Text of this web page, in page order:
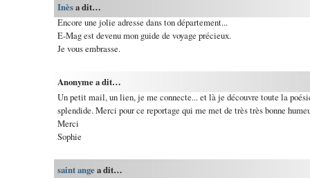
Inèsa dit…
Encore une jolie adresse dans ton département...
E-Mag est devenu mon guide de voyage précieux.
Je vous embrasse.
Anonyme a dit…
Un petit mail, un lien, je me connecte... et là je découvre toute la
splendide. Merci pour ce reportage qui me met de très très bonne
Merci
Sophie
saint angea dit…